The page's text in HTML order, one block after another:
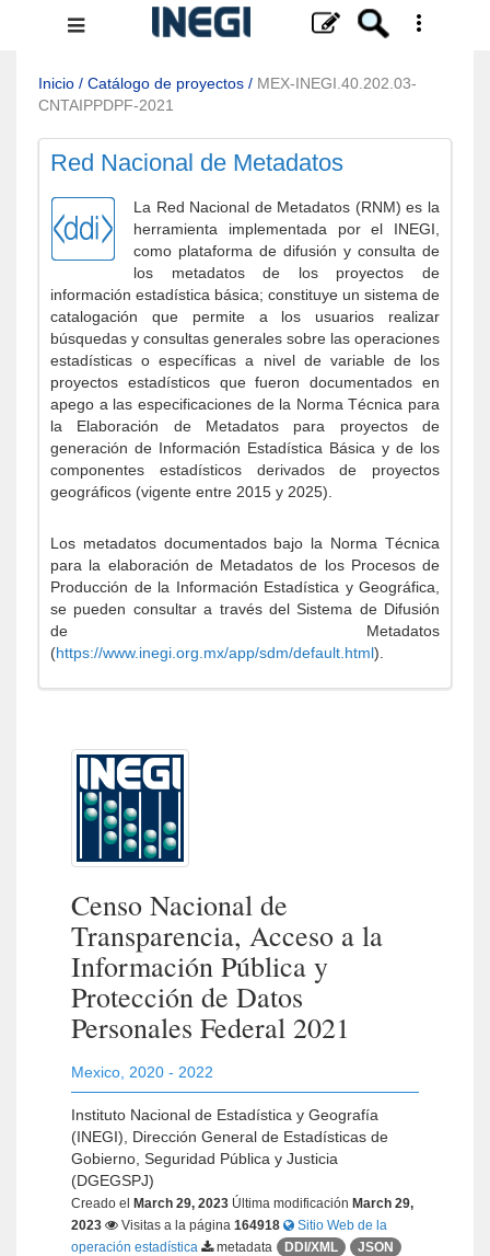
Menú
navegación
Inicio / Catálogo de proyectos / MEX-INEGI.40.202.03-
CNTAIPPDPF-2021
Red Nacional de Metadatos
La Red Nacional de Metadatos (RNM) es la
herramienta implementada por el INEGI,
como plataforma de difusión y consulta de
los metadatos de los proyectos de
información estadística básica; constituye un sistema de
catalogación que permite a los usuarios realizar
búsquedas y consultas generales sobre las operaciones
estadísticas o específicas a nivel de variable de los
proyectos estadísticos que fueron documentados en
apego a las especificaciones de la Norma Técnica para
la Elaboración de Metadatos para proyectos de
generación de Información Estadística Básica y de los
componentes estadísticos derivados de proyectos
geográficos (vigente entre 2015 y 2025).
Los metadatos documentados bajo la Norma Técnica
para la elaboración de Metadatos de los Procesos de
Producción de la Información Estadística y Geográfica,
se pueden consultar a través del Sistema de Difusión
de Metadatos
(https://www.inegi.org.mx/app/sdm/default.html).
Censo Nacional de
Transparencia, Acceso a la
Información Pública y
Protección de Datos
Personales Federal 2021
Mexico 2020 - 2022
Instituto Nacional de Estadística y Geografía
(INEGI), Dirección General de Estadísticas de
Gobierno, Seguridad Pública y Justicia
(DGEGSPJ)
Creado el March 29, 2023 Última modificación March 29,
2023
Visitas a la página 164918
Sitio Web de la
operación estadística
metadata DDI/XML JSON